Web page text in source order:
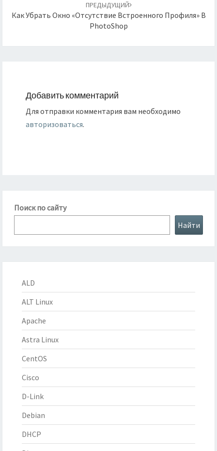
ПРЕДЫДУЩИЙ
Как Убрать Окно «Отсутствие Встроенного Профиля» В
PhotoShop
Добавить комментарий
Для отправки комментария вам необходимо
авторизоваться.
Поиск по сайту
Найти
ALD
ALT Linux
Apache
Astra Linux
CentOS
Cisco
D-Link
Debian
DHCP